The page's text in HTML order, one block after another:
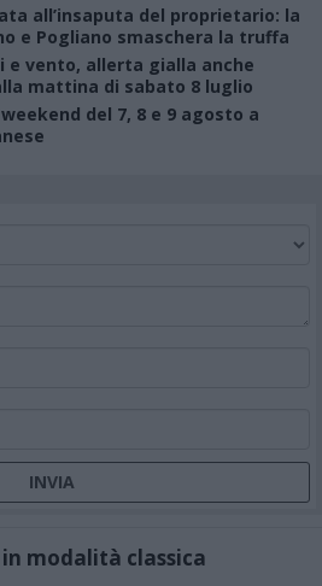
all’insaputa del proprietario: la
e Pogliano smaschera la truffa
e vento, allerta gialla anche
mattina di sabato 8 luglio
del 7, 8 e 9 agosto a
modalità classica